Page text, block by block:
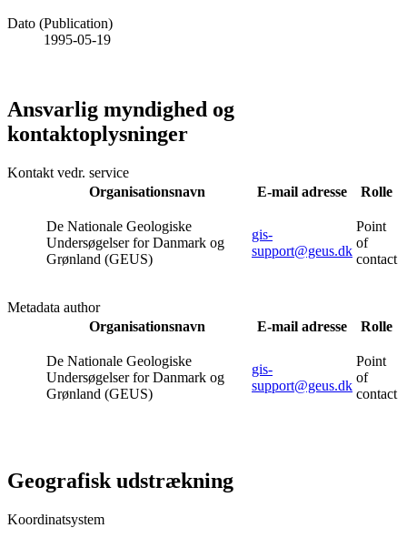
Dato (Publication)
1995-05-19
Ansvarlig myndighed og
kontaktoplysninger
Kontakt vedr. service
Organisationsnavn
E-mail adresse Rolle
De Nationale Geologiske
Undersøgelser for Danmark og
Grønland (GEUS)
gis-
support@geus.dk
Point
of
contact
Metadata author
Organisationsnavn
E-mail adresse Rolle
De Nationale Geologiske
Undersøgelser for Danmark og
Grønland (GEUS)
gis-
support@geus.dk
Point
of
contact
Geografisk udstrækning
Koordinatsystem